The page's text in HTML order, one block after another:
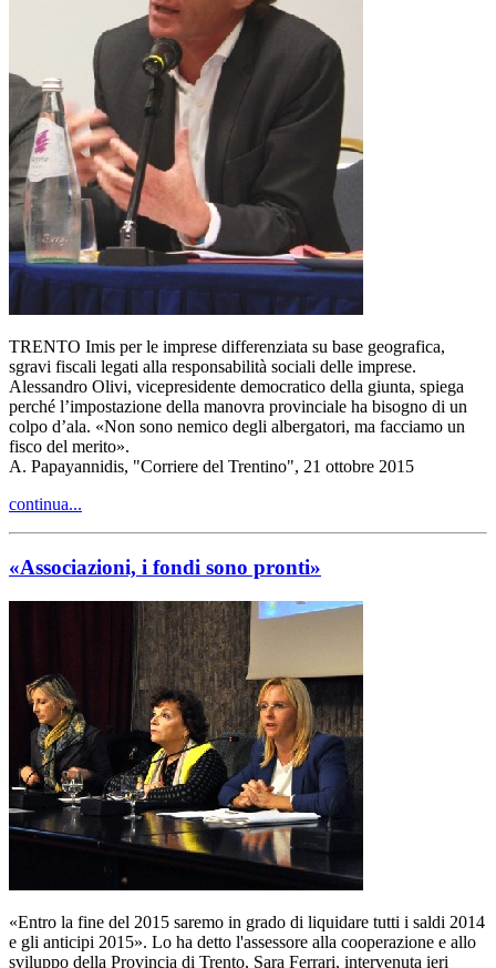
TRENTO Imis per le imprese differenziata su base geografica,
sgravi fiscali legati alla responsabilità sociali delle imprese.
Alessandro Olivi, vicepresidente democratico della giunta, spiega
perché l’impostazione della manovra provinciale ha bisogno di un
colpo d’ala. «Non sono nemico degli albergatori, ma facciamo un
fisco del merito».
A. Papayannidis, "Corriere del Trentino", 21 ottobre 2015
continua...
«Associazioni, i fondi sono pronti»
«Entro la fine del 2015 saremo in grado di liquidare tutti i saldi 2014
e gli anticipi 2015». Lo ha detto l'assessore alla cooperazione e allo
sviluppo della Provincia di Trento, Sara Ferrari, intervenuta ieri